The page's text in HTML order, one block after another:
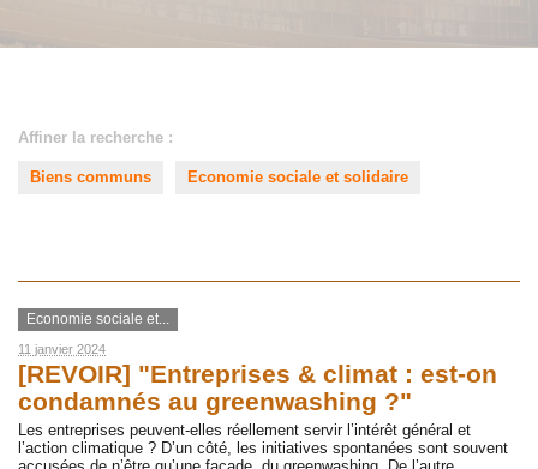
Affiner la recherche :
Biens communs Economie sociale et solidaire
Economie sociale et...
11 janvier 2024
[REVOIR] "Entreprises & climat : est-on
condamnés au greenwashing ?"
Les entreprises peuvent-elles réellement servir l’intérêt général et
l’action climatique ? D’un côté, les initiatives spontanées sont souvent